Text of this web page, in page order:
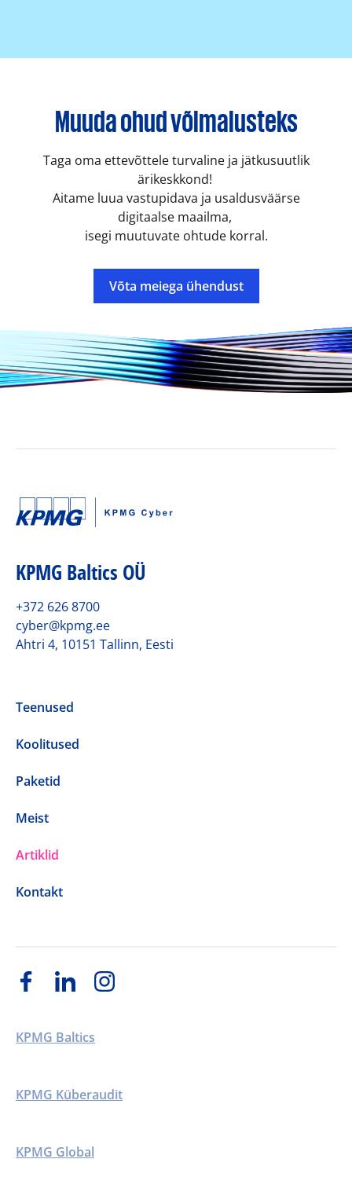
Muuda ohud võimalusteks
Taga oma ettevõttele turvaline ja jätkusuutlik
ärikeskkond!
Aitame luua vastupidava ja usaldusväärse
digitaalse maailma,
isegi muutuvate ohtude korral.
Võta meiega ühendust
KPMG Baltics OÜ
+372 626 8700
cyber@kpmg.ee
Ahtri 4, 10151 Tallinn, Eesti
Teenused
Koolitused
Paketid
Meist
Artiklid
Kontakt
KPMG Baltics
KPMG Küberaudit
KPMG Global